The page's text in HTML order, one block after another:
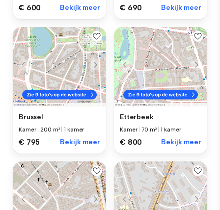
€ 600 Bekijk meer € 690 Bekijk meer
Brussel
Kamer |200 m² |1 kamer
€ 795 Bekijk meer
Etterbeek
Kamer |70 m² |1 kamer
€ 800 Bekijk meer